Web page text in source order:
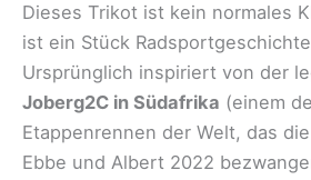
Dieses Trikot ist kein normales
ist ein Stück
Ursprünglich inspiriert von der
Joberg2C in Südafrika (einem
Etappenrennen der Welt, das
Ebbe und Albert 2022